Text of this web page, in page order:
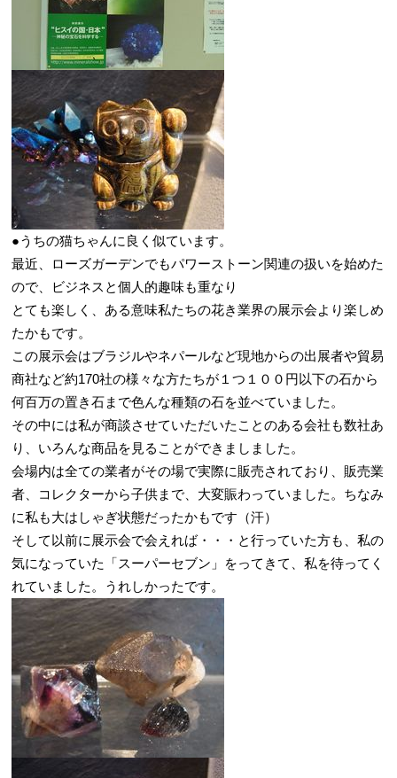
●うちの猫ちゃんに良く似ています。
最近、ローズガーデンでもパワーストーン関連の扱いを始めた
ので、ビジネスと個人的趣味も重なり
とても楽しく、ある意味私たちの花き業界の展示会より楽しめ
たかもです。
この展示会はブラジルやネパールなど現地からの出展者や貿易
商社など約170社の様々な方たちが１つ１００円以下の石から
何百万の置き石まで色んな種類の石を並べていました。
その中には私が商談させていただいたことのある会社も数社あ
り、いろんな商品を見ることができましました。
会場内は全ての業者がその場で実際に販売されており、販売業
者、コレクターから子供まで、大変賑わっていました。ちなみ
に私も大はしゃぎ状態だったかもです（汗）
そして以前に展示会で会えれば・・・と行っていた方も、私の
気になっていた「スーパーセブン」をってきて、私を待ってく
れていました。うれしかったです。